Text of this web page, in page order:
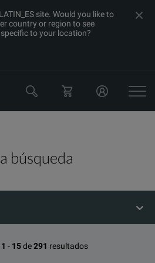
site. Would you like to
country or region to see
to your location?
búsqueda
1 - 15de291 resultados